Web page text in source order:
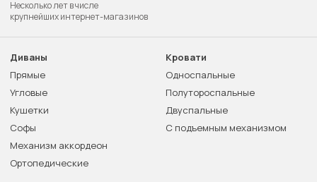
Несколько лет в числе
крупнейших интернет-магазинов
Диваны
Прямые
Угловые
Кушетки
Софы
Механизм аккордеон
Ортопедические
Кровати
Односпальные
Полутороспальные
Двуспальные
С подъемным механизмом